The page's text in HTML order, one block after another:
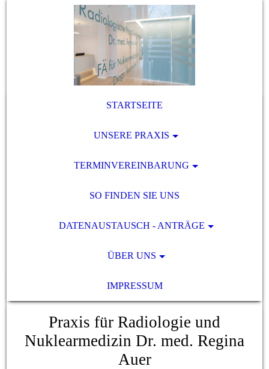
STARTSEITE
UNSERE PRAXIS
TERMINVEREINBARUNG
SO FINDEN SIE UNS
DATENAUSTAUSCH - ANTRÄGE
ÜBER UNS
IMPRESSUM
Praxis für Radiologie und
Nuklearmedizin Dr. med. Regina
Auer